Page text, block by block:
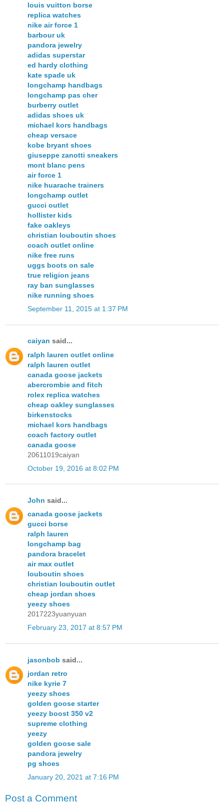
louis vuitton borse
replica watches
nike air force 1
barbour uk
pandora jewelry
adidas superstar
ed hardy clothing
kate spade uk
longchamp handbags
longchamp pas cher
burberry outlet
adidas shoes uk
michael kors handbags
cheap versace
kobe bryant shoes
giuseppe zanotti sneakers
mont blanc pens
air force 1
nike huarache trainers
longchamp outlet
gucci outlet
hollister kids
fake oakleys
christian louboutin shoes
coach outlet online
nike free runs
uggs boots on sale
true religion jeans
ray ban sunglasses
nike running shoes
September 11, 2015 at 1:37 PM
caiyan said...
ralph lauren outlet online
ralph lauren outlet
canada goose jackets
abercrombie and fitch
rolex replica watches
cheap oakley sunglasses
birkenstocks
michael kors handbags
coach factory outlet
canada goose
20611019caiyan
October 19, 2016 at 8:02 PM
John said...
canada goose jackets
gucci borse
ralph lauren
longchamp bag
pandora bracelet
air max outlet
louboutin shoes
christian louboutin outlet
cheap jordan shoes
yeezy shoes
2017223yuanyuan
February 23, 2017 at 8:57 PM
jasonbob said...
jordan retro
nike kyrie 7
yeezy shoes
golden goose starter
yeezy boost 350 v2
supreme clothing
yeezy
golden goose sale
pandora jewelry
pg shoes
January 20, 2021 at 7:16 PM
Post a Comment